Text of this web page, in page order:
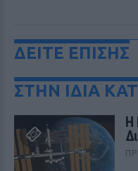
ΔΕΙΤΕ ΕΠΙΣΗΣ
ΣΤΗΝ ΙΔΙΑ
Η